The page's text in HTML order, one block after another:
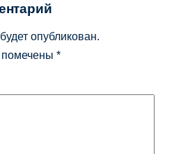
опубликован.
*